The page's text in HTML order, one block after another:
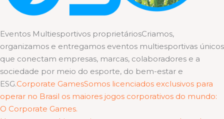
Eventos Multiesportivos proprietáriosCriamos,
organizamos e entregamos eventos multiesportivas únicos
que conectam empresas, marcas, colaboradores e a
sociedade por meio do esporte, do bem-estar e
ESG.Corporate GamesSomos licenciados exclusivos para
operar no Brasil os maiores jogos corporativos do mundo:
O Corporate Games.